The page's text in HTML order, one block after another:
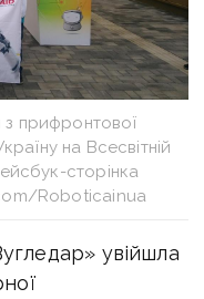
з прифронтової
на Всесвітній
сторінка
Roboticainua
увійшла